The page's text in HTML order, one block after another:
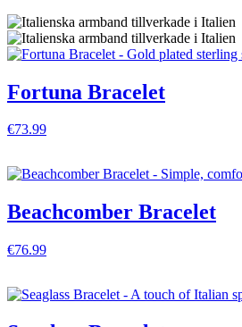
Fortuna Bracelet
€73.99
Beachcomber Bracelet
€76.99